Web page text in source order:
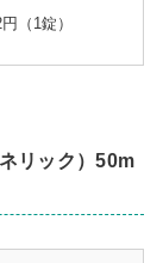
（1錠）
リック）50m